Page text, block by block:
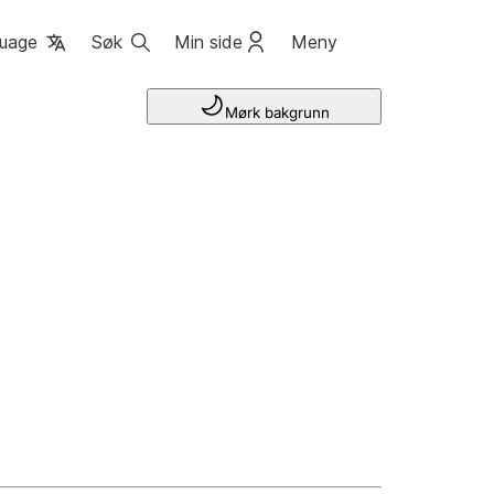
Søk Min side Meny
Mørk bakgrunn